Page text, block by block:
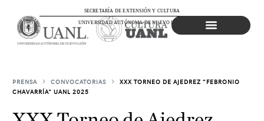
UNIVERSIDAD AUTÓNOMA DE NUEVO LEÓN
SECRETARÍA DE EXTENSIÓN Y CULTURA
PRENSA CONVOCATORIAS
XXX TORNEO DE AJEDREZ “FEBRONIO
CHAVARRÍA” UANL 2025